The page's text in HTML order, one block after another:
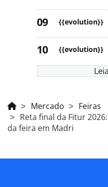
{{evolution}}
{{evolution}}
Mercado
Feiras
Reta final da Fitur
da feira em Madri